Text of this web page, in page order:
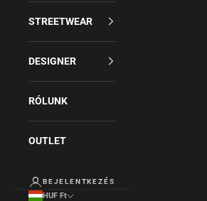
STREETWEAR
DESIGNER
RÓLUNK
OUTLET
BEJELENTKEZÉS
HUF Ft